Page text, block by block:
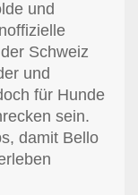
und
Schweiz
und
für Hunde
sein.
damit Bello